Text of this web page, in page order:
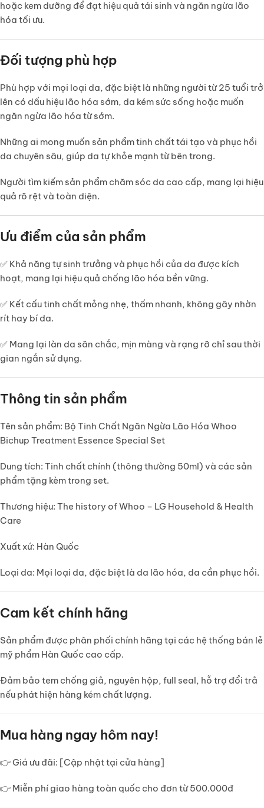
hoặc kem dưỡng để đạt hiệu quả tái sinh và ngăn ngừa lão
hóa tối ưu.
Đối tượng phù hợp
Phù hợp với mọi loại da, đặc biệt là những người từ25 tuổi trở
lên có dấu hiệu lão hóa sớm, da kém sức sống hoặc muốn
ngăn ngừa lão hóa từ sớm.
Những ai mong muốn sản phẩm tinh chấttái tạo và phục hồi
da chuyên sâu, giúp da tự khỏe mạnh từ bên trong.
Người tìm kiếm sản phẩm chăm sóc da cao cấp, mang lại hiệu
quả rõ rệt và toàn diện.
Ưu điểm của sản phẩm
✅ Khả năng tự sinh trưởng và phục hồi của da được kích
hoạt, mang lại hiệu quả chống lão hóa bền vững.
✅ Kết cấu tinh chất mỏng nhẹ, thấm nhanh, không gây nhờn
rít hay bí da.
✅ Mang lại làn da săn chắc, mịn màng và rạng rỡ chỉ sau thời
gian ngắn sử dụng.
Thông tin sản phẩm
Tên sản phẩm: Bộ Tinh Chất Ngăn Ngừa Lão Hóa Whoo
Bichup Treatment Essence Special Set
Dung tích: Tinh chất chính (thông thường 50ml) và các sản
phẩm tặng kèm trong set.
Thương hiệu: The history of Whoo – LG Household & Health
Care
Xuất xứ: Hàn Quốc
Loại da: Mọi loại da, đặc biệt là da lão hóa, da cần phục hồi.
Cam kết chính hãng
Sản phẩm được phân phối chính hãng tại các hệ thống bán lẻ
mỹ phẩm Hàn Quốc cao cấp.
Đảm bảo tem chống giả, nguyên hộp, full seal, hỗ trợ đổi trả
nếu phát hiện hàng kém chất lượng.
Mua hàng ngay hôm nay!
👉Giá ưu đãi: [Cập nhật tại cửa hàng]
👉 Miễn phí giao hàng toàn quốc cho đơn từ 500.000đ